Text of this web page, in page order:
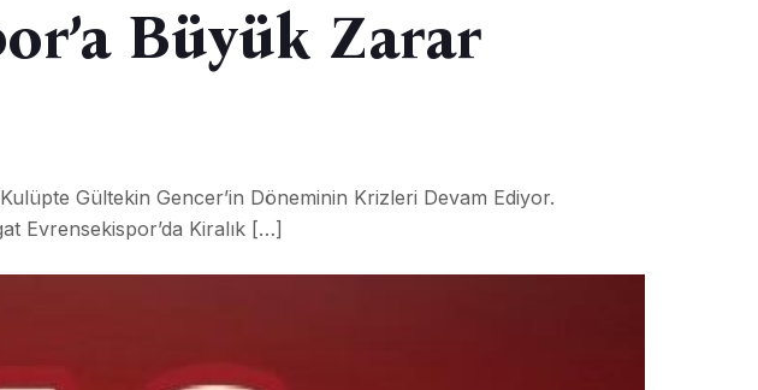
Büyük Zarar
Gültekin Gencer’in Döneminin Krizleri Devam Ediyor.
Evrensekispor’da Kiralık […]